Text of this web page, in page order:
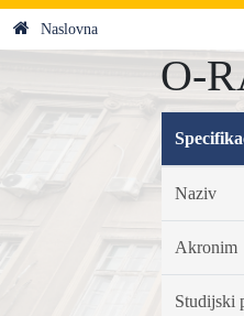
Naslovna
O-
Naziv
Akronim
Studijski